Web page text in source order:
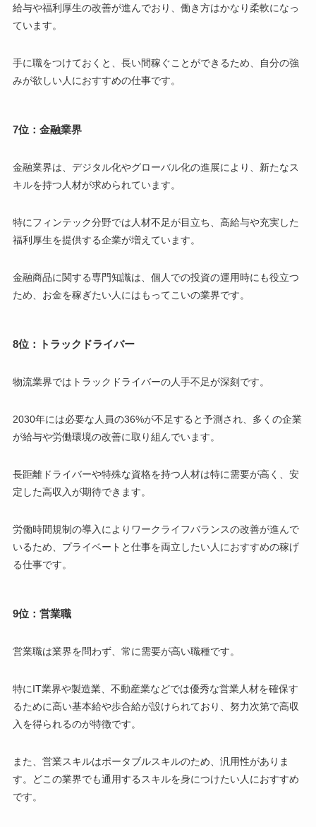
給与や福利厚生の改善が進んでおり、働き方はかなり柔軟になっ
ています。
手に職をつけておくと、長い間稼ぐことができるため、自分の強
みが欲しい人におすすめの仕事です。
7位：金融業界
金融業界は、デジタル化やグローバル化の進展により、新たなス
キルを持つ人材が求められています。
特にフィンテック分野では人材不足が目立ち、高給与や充実した
福利厚生を提供する企業が増えています。
金融商品に関する専門知識は、個人での投資の運用時にも役立つ
ため、お金を稼ぎたい人にはもってこいの業界です。
8位：トラックドライバー
物流業界ではトラックドライバーの人手不足が深刻です。
2030年には必要な人員の36%が不足すると予測され、多くの企業
が給与や労働環境の改善に取り組んでいます。
長距離ドライバーや特殊な資格を持つ人材は特に需要が高く、安
定した高収入が期待できます。
労働時間規制の導入によりワークライフバランスの改善が進んで
いるため、プライベートと仕事を両立したい人におすすめの稼げ
る仕事です。
9位：営業職
営業職は業界を問わず、常に需要が高い職種です。
特にIT業界や製造業、不動産業などでは優秀な営業人材を確保す
るために高い基本給や歩合給が設けられており、努力次第で高収
入を得られるのが特徴です。
また、営業スキルはポータブルスキルのため、汎用性がありま
す。どこの業界でも通用するスキルを身につけたい人におすすめ
です。